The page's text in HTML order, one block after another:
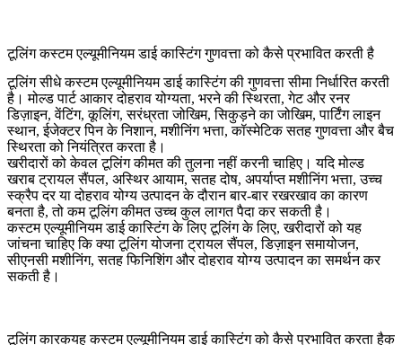
टूलिंग कस्टम एल्यूमीनियम डाई कास्टिंग गुणवत्ता को कैसे प्रभावित करती है
टूलिंग सीधे कस्टम एल्यूमीनियम डाई कास्टिंग की गुणवत्ता सीमा निर्धारित करती
है। मोल्ड पार्ट आकार दोहराव योग्यता, भरने की स्थिरता, गेट और रनर
डिज़ाइन, वेंटिंग, कूलिंग, सरंध्रता जोखिम, सिकुड़ने का जोखिम, पार्टिंग लाइन
स्थान, ईजेक्टर पिन के निशान, मशीनिंग भत्ता, कॉस्मेटिक सतह गुणवत्ता और बैच
स्थिरता को नियंत्रित करता है।
खरीदारों को केवल टूलिंग कीमत की तुलना नहीं करनी चाहिए। यदि मोल्ड
खराब ट्रायल सैंपल, अस्थिर आयाम, सतह दोष, अपर्याप्त मशीनिंग भत्ता, उच्च
स्क्रैप दर या दोहराव योग्य उत्पादन के दौरान बार-बार रखरखाव का कारण
बनता है, तो कम टूलिंग कीमत उच्च कुल लागत पैदा कर सकती है।
कस्टम एल्यूमीनियम डाई कास्टिंग के लिए टूलिंगके लिए, खरीदारों को यह
जांचना चाहिए कि क्या टूलिंग योजना ट्रायल सैंपल, डिज़ाइन समायोजन,
सीएनसी मशीनिंग, सतह फिनिशिंग और दोहराव योग्य उत्पादन का समर्थन कर
सकती है।
टूलिंग कारकयह कस्टम एल्यूमीनियम डाई कास्टिंग को कैसे प्रभावित करता है